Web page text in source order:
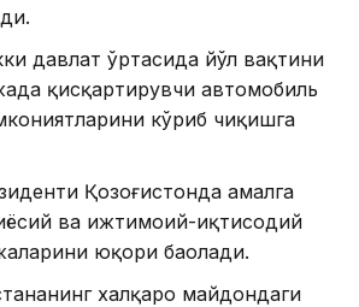
давлат ўртасида йўл вақтини
қисқартирувчи автомобиль
кўриб чиқишга
Қозоғистонда амалга
ва ижтимоий-иқтисодий
юқори баҳолади.
халқаро майдондаги